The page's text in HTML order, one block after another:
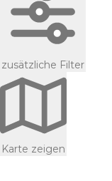
zusätzliche Filter
Karte zeigen